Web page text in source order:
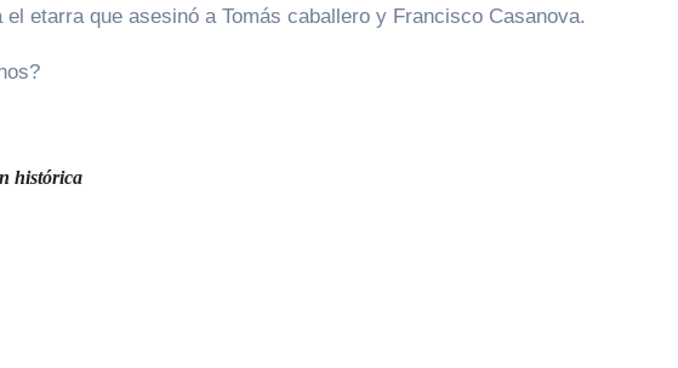
el etarra que asesinó a Tomás caballero y Francisco Casanova.
histórica